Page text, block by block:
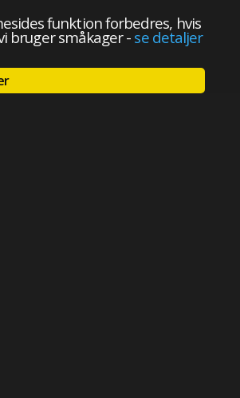
funktion forbedres, hvis
bruger småkager- se detaljer